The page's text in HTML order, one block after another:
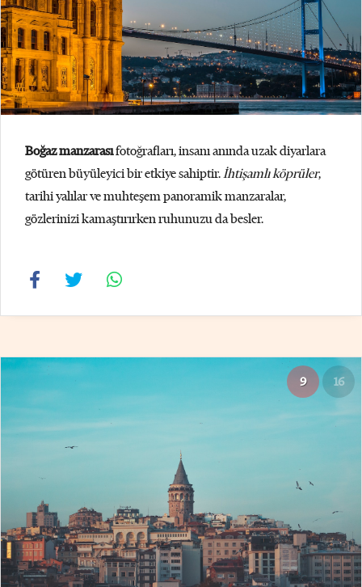
Boğaz manzarasıfotoğrafları, insanı anında uzak diyarlara
götüren büyüleyici bir etkiye sahiptir.İhtişamlı köprüler,
tarihi yalılar ve muhteşem panoramik manzaralar,
gözlerinizi kamaştırırken ruhunuzu da besler.
9 16